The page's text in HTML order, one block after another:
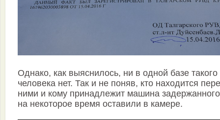
Однако, как выяснилось, ни в одной базе такого
человека нет. Так и не поняв, кто находится
ними и кому принадлежит машина
на некоторое время оставили в камере.